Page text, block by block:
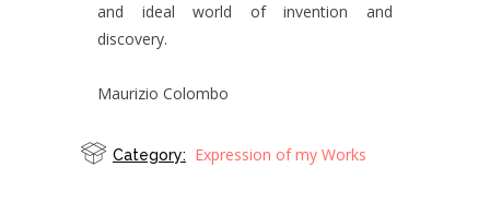
and ideal world of invention and
discovery.
Maurizio Colombo
Category: Expression of my Works